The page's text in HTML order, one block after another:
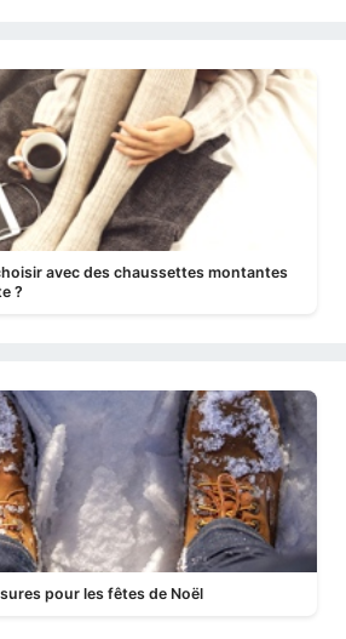
avec des chaussettes montantes
?
pour les fêtes de Noël